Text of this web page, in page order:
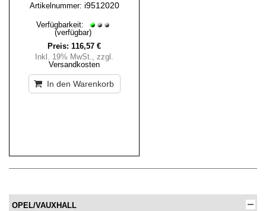
Artikelnummer: i9512020
Verfügbarkeit:
(verfügbar)
Preis: 116,57 €
Inkl. 19% MwSt., zzgl.
Versandkosten
In den Warenkorb
OPEL/VAUXHALL